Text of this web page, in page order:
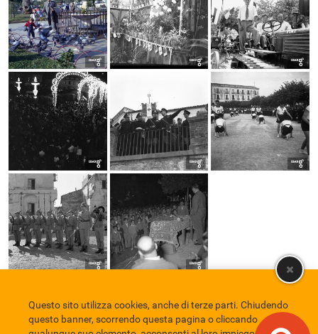
Comune di Eboli Servizio Bibliotecario Nazionale
Privacy policy
Credits
Questo sito utilizza cookies, anche di terze parti. Chiudendo
questo banner, scorrendo questa pagina o cliccando